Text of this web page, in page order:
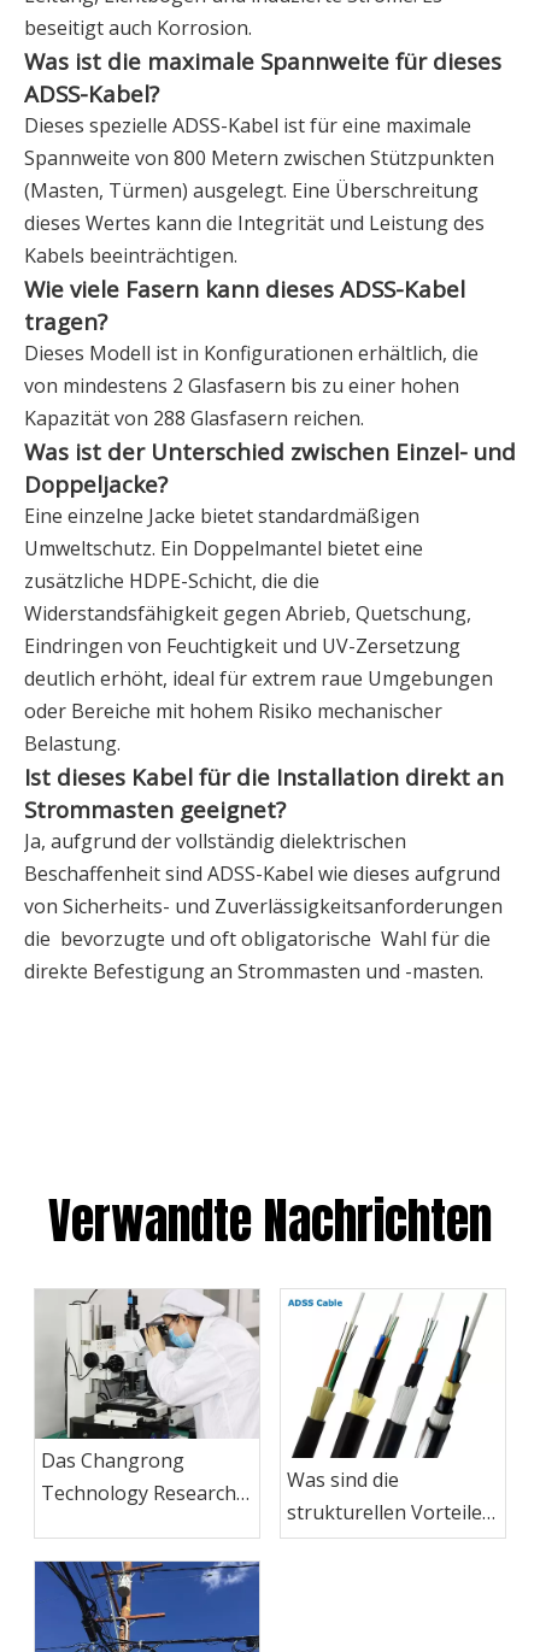
beseitigt auch Korrosion.
Was ist die maximale Spannweite für dieses
ADSS-Kabel?
Dieses spezielle ADSS-Kabel ist für eine maximale
Spannweite von 800 Metern zwischen Stützpunkten
(Masten, Türmen) ausgelegt. Eine Überschreitung
dieses Wertes kann die Integrität und Leistung des
Kabels beeinträchtigen.
Wie viele Fasern kann dieses ADSS-Kabel
tragen?
Dieses Modell ist in Konfigurationen erhältlich, die
von mindestens 2 Glasfasern bis zu einer hohen
Kapazität von 288 Glasfasern reichen.
Was ist der Unterschied zwischen Einzel- und
Doppeljacke?
Eine einzelne Jacke bietet standardmäßigen
Umweltschutz. Ein Doppelmantel bietet eine
zusätzliche HDPE-Schicht, die die
Widerstandsfähigkeit gegen Abrieb, Quetschung,
Eindringen von Feuchtigkeit und UV-Zersetzung
deutlich erhöht, ideal für extrem raue Umgebungen
oder Bereiche mit hohem Risiko mechanischer
Belastung.
Ist dieses Kabel für die Installation direkt an
Strommasten geeignet?
Ja, aufgrund der vollständig dielektrischen
Beschaffenheit sind ADSS-Kabel wie dieses aufgrund
von Sicherheits- und Zuverlässigkeitsanforderungen
die bevorzugte und oft obligatorische Wahl für die
direkte Befestigung an Strommasten und -masten.
Verwandte Nachrichten
Das Changrong
Technology Research
November 2017
gegründet
Was sind die
strukturellen Vorteile
von ADSS-Kabeln?